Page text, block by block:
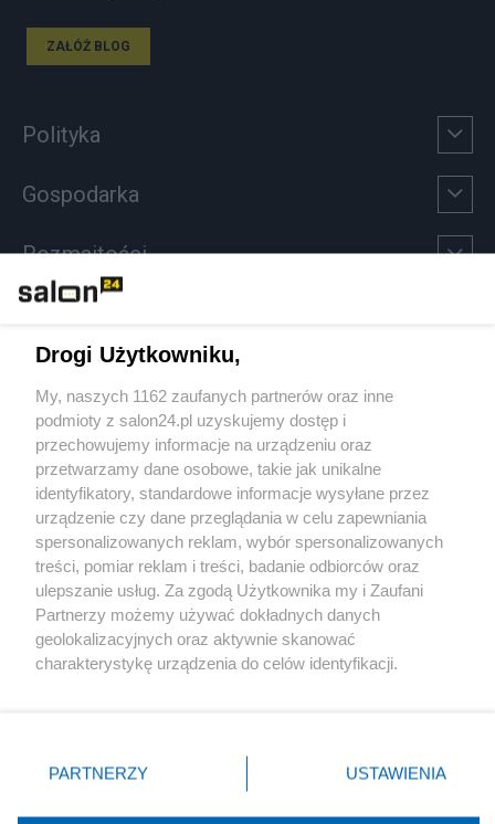
ZAŁÓŻ BLOG
Polityka
Gospodarka
Rozmaitości
Sport
Społeczeństwo
Kultura
X Facebook Instagram Youtube
Drogi Użytkowniku,
My, naszych 1162 zaufanych partnerów oraz inne
podmioty z salon24.pl uzyskujemy dostęp i
przechowujemy informacje na urządzeniu oraz
przetwarzamy dane osobowe, takie jak unikalne
identyfikatory, standardowe informacje wysyłane przez
urządzenie czy dane przeglądania w celu zapewniania
spersonalizowanych reklam, wybór spersonalizowanych
treści, pomiar reklam i treści, badanie odbiorców oraz
ulepszanie usług. Za zgodą Użytkownika my i Zaufani
Partnerzy możemy używać dokładnych danych
geolokalizacyjnych oraz aktywnie skanować
charakterystykę urządzenia do celów identyfikacji.
zmienić/wycofać klikając przycisk ustawień prywatności
znajdujący się w lewym dolnym rogu strony
rodzaje przetwarzania danych nie wymagają zgody
PARTNERZY USTAWIENIA